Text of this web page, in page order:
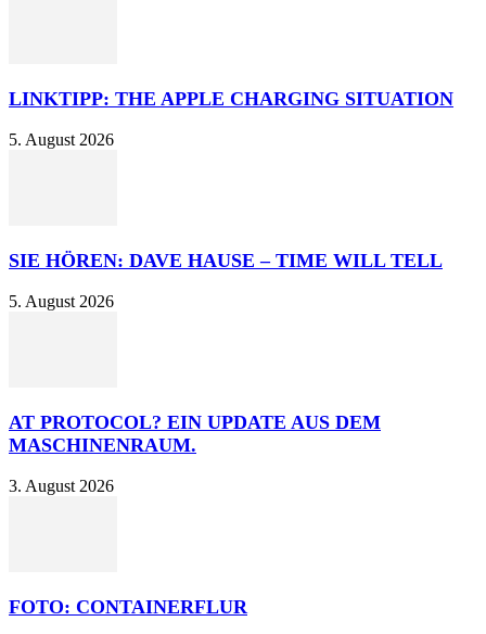
LINKTIPP: THE APPLE CHARGING SITUATION
5. August 2026
SIE HÖREN: DAVE HAUSE – TIME WILL TELL
5. August 2026
AT PROTOCOL? EIN UPDATE AUS DEM
MASCHINENRAUM.
3. August 2026
FOTO: CONTAINERFLUR